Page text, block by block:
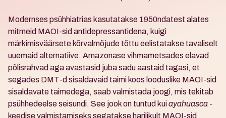
Modernses psühhiatrias kasutatakse 1950ndatest alates
mitmeid MAOI-sid antidepressantidena, kuigi
märkimisväärsete kõrvalmõjude tõttu eelistatakse tavaliselt
uuemaid alternatiive. Amazonase vihmametsades elavad
põlisrahvad aga avastasid juba sadu aastaid tagasi, et
segades DMT-d sisaldavaid taimi koos looduslike MAOI-sid
sisaldavate taimedega, saab valmistada joogi, mis tekitab
psühhedeelse seisundi. See jook on tuntud kui ayahuasca -